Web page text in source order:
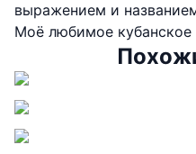
выражением и
Моё любимое